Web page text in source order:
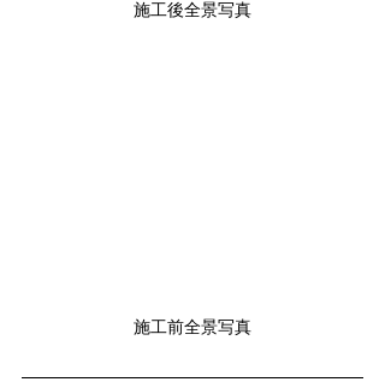
施工後全景写真
施工前全景写真